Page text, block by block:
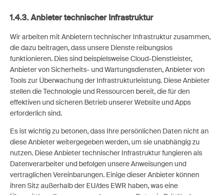
1.4.3. Anbieter technischer Infrastruktur
Wir arbeiten mit Anbietern technischer Infrastruktur zusammen,
die dazu beitragen, dass unsere Dienste reibungslos
funktionieren. Dies sind beispielsweise Cloud-Dienstleister,
Anbieter von Sicherheits- und Wartungsdiensten, Anbieter von
Tools zur Überwachung der Infrastrukturleistung. Diese Anbieter
stellen die Technologie und Ressourcen bereit, die für den
effektiven und sicheren Betrieb unserer Website und Apps
erforderlich sind.
Es ist wichtig zu betonen, dass Ihre persönlichen Daten nicht an
diese Anbieter weitergegeben werden, um sie unabhängig zu
nutzen. Diese Anbieter technischer Infrastruktur fungieren als
Datenverarbeiter und befolgen unsere Anweisungen und
vertraglichen Vereinbarungen. Einige dieser Anbieter können
ihren Sitz außerhalb der EU/des EWR haben, was eine